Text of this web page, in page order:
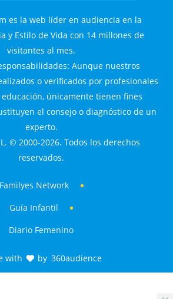
es la web líder en audiencia en la
y Estilo de Vida con 14 millones de
visitantes al mes.
Aunque nuestros
o verificados por profesionales
únicamente tienen fines
el consejo o diagnóstico de un
experto.
© 2000-2026. Todos los derechos
reservados.
Familyes Network
Guía Infantil
Diario Femenino
with by 360audience